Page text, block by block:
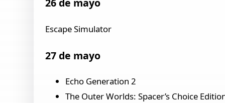
26 de mayo
Escape Simulator
27 de mayo
Echo Generation 2
The Outer Worlds: Spacer’s Choice